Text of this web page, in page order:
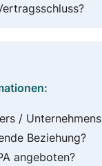
/ Unternehmens
Beziehung?
angeboten?